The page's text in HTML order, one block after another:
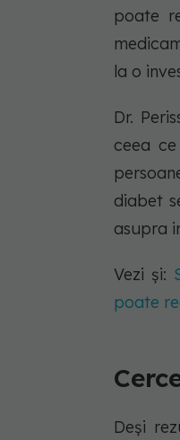
poate
la o
Dr.
ceea
diabet
asupra
Vezi și:
poate
Deși